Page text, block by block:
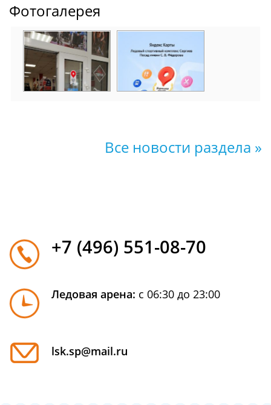
Фотогалерея
Все новости раздела »
+7 (496) 551-08-70
Ледовая арена: с 06:30 до 23:00
lsk.sp@mail.ru